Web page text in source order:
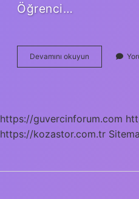
Öğrenci…
Devamını okuyun
Öğrencisi
https://guvercinforum.com
https://kozastor.com.tr